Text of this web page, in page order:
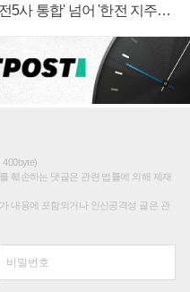
5사 통합' 넘어 '한전 지주사'
훼손하는 댓글은 관련 법률에 의해 제재
내용에 포함되거나 인신공격성 글은 관